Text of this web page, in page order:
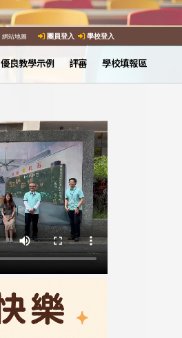
網站地圖 團員登入 學校登入
優良教學示例 評審 學校填報區